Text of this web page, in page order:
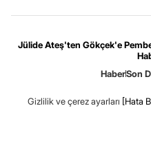
Jülide Ateş'ten Gökçek'e
HaberSon
Gizlilik ve çerez ayarları [Hata